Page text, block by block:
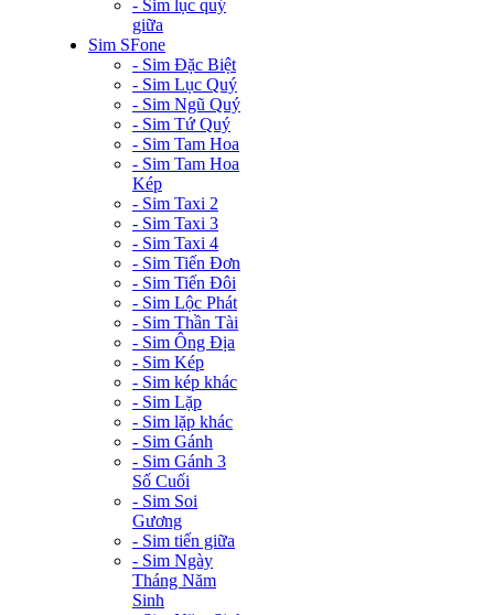
- Sim lục quý
giữa
Sim SFone
- Sim Đặc Biệt
- Sim Lục Quý
- Sim Ngũ Quý
- Sim Tứ Quý
- Sim Tam Hoa
- Sim Tam Hoa
Kép
- Sim Taxi 2
- Sim Taxi 3
- Sim Taxi 4
- Sim Tiến Đơn
- Sim Tiến Đôi
- Sim Lộc Phát
- Sim Thần Tài
- Sim Ông Địa
- Sim Kép
- Sim kép khác
- Sim Lặp
- Sim lặp khác
- Sim Gánh
- Sim Gánh 3
Số Cuối
- Sim Soi
Gương
- Sim tiến giữa
- Sim Ngày
Tháng Năm
Sinh